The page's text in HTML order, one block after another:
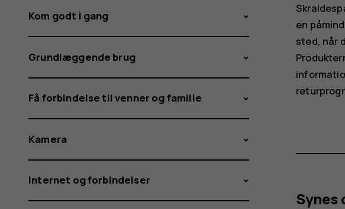
en
sted, når
Synes
Kom godt i gang
Grundlæggende brug
Få forbindelse til venner og familie
Kamera
Internet og forbindelser